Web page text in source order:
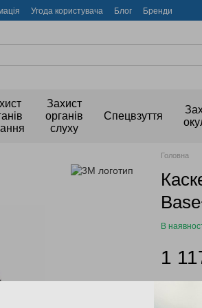
Угода користувача Блог Бренди
Захист
органів
слуху
Спецвзуття
Головна
В
1